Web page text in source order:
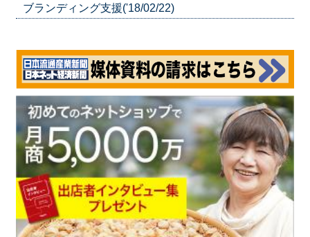
ブランディング支援('18/02/22)